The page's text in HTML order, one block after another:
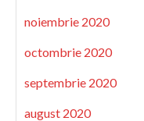
noiembrie 2020
octombrie 2020
septembrie 2020
august 2020